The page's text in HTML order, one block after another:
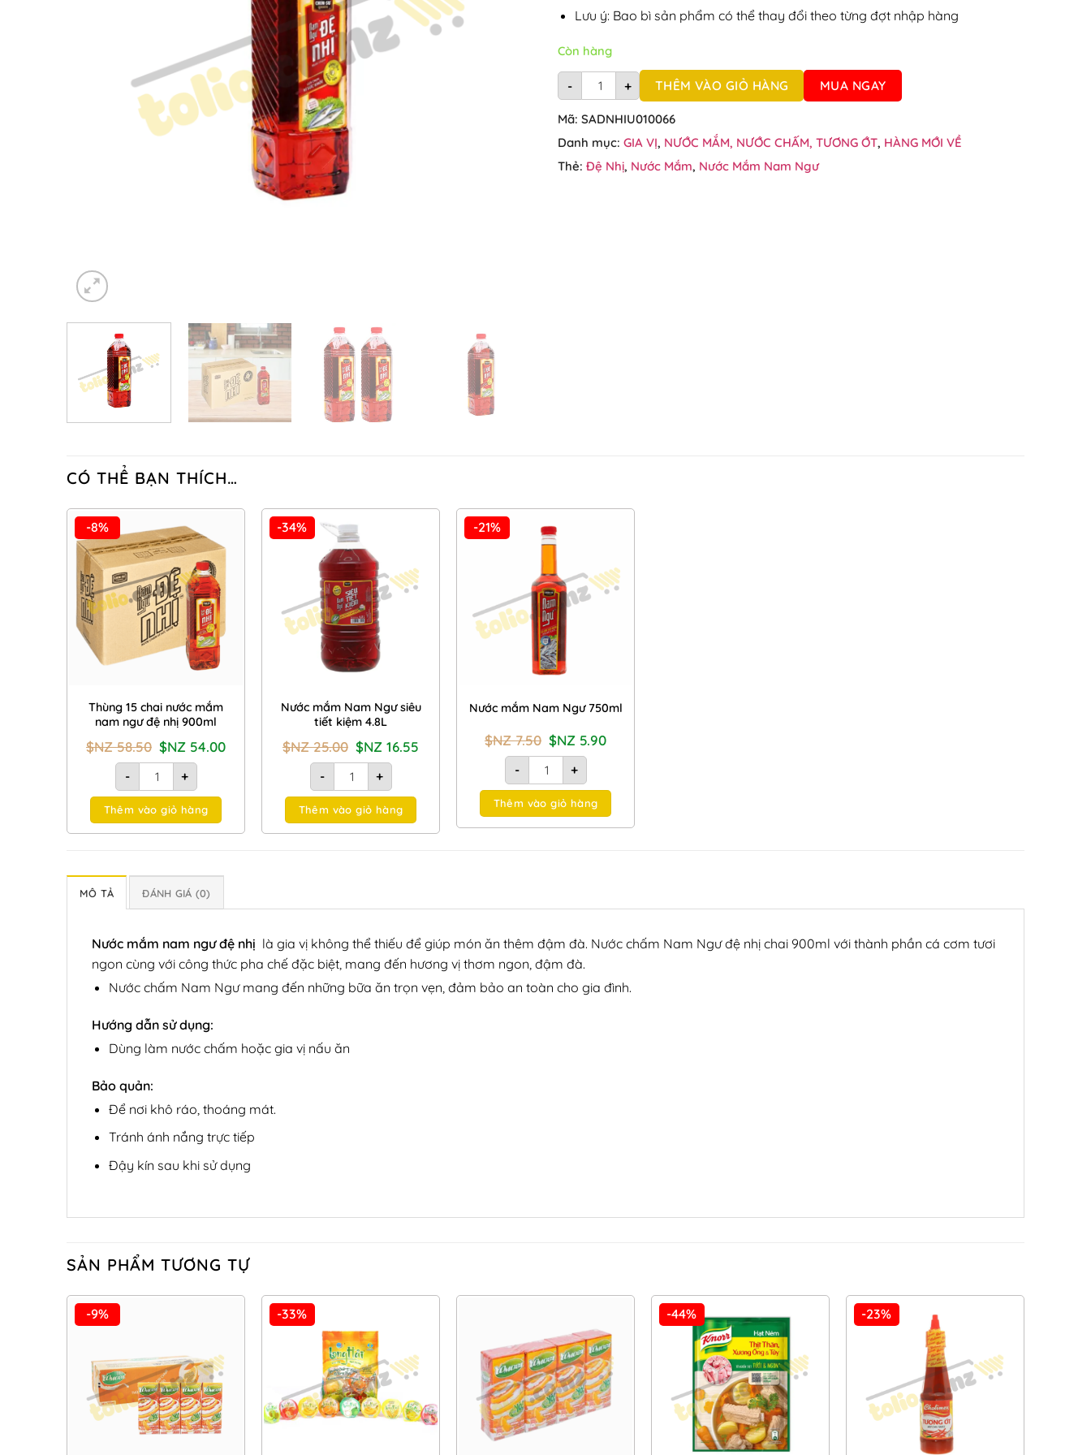
Lưu ý: Bao bì sản phẩm có thể thay đổi theo từng đợt nhập hàng
Còn hàng
-
Nước mắm nam ngư đệ nhị 900ml số lượng
+ THÊM VÀO GIỎ HÀNG MUA NGAY
Mã: SADNHIU010066
Danh mục: GIA VỊ, NƯỚC MẮM, NƯỚC CHẤM, TƯƠNG ỚT, HÀNG MỚI VỀ
Thẻ: Đệ Nhị, Nước Mắm, Nước Mắm Nam Ngư
CÓ THỂ BẠN THÍCH…
-8%
Add to
Wishlist
Thùng 15 chai nước mắm
nam ngư đệ nhị 900ml
$NZ58.50 Giá
gốc
là:
58.50.
$NZ 54.00Giá
hiện
-
Thùng 15 chai nước mắm nam ngư đệ nhị 900ml số lượng
+
Thêm vào giỏ hàng
-34%
Add to
Wishlist
Nước mắm Nam Ngư siêu
tiết kiệm 4.8L
$NZ25.00 Giá
gốc
là:
$NZ
25.00.
$NZ16.55
-
Nước mắm Nam Ngư siêu tiết kiệm 4.8L số lượng
+
Thêm vào giỏ hàng
-21%
Wishlist
Nước mắm Nam Ngư 750ml
$NZ7.50 Giá
gốc
là:
7.50.
$NZ 5.90Giá
hiện
5.90.
-
Nước mắm Nam Ngư 750ml số lượng
+
Thêm vào giỏ hàng
MÔ TẢ ĐÁNH GIÁ (0)
Nước mắm nam ngư đệ nhị là gia vị không thể thiếu để giúp món ăn thêm đậm đà. Nước chấm Nam Ngư đệ nhị chai 900ml với thành phần cá cơm tươi
ngon cùng với công thức pha chế đặc biệt, mang đến hương vị thơm ngon, đậm đà.
Nước chấm Nam Ngư mang đến những bữa ăn trọn vẹn, đảm bảo an toàn cho gia đình.
Hướng dẫn sử dụng:
Dùng làm nước chấm hoặc gia vị nấu ăn
Bảo quản:
Để nơi khô ráo, thoáng mát.
Tránh ánh nắng trực tiếp
Đậy kín sau khi sử dụng
SẢN PHẨM TƯƠNG TỰ
-9%
Wishlist
-33%
Add to
Wishlist
Add to
Wishlist
-44%
Add to
Wishlist
-23%
Wishlist